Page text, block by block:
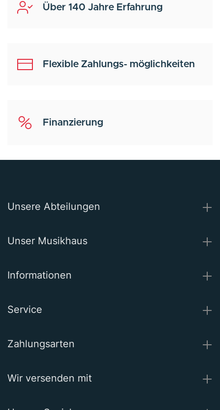
Über 140 Jahre Erfahrung
Flexible Zahlungs- möglichkeiten
Finanzierung
Unsere Abteilungen
Unser Musikhaus
Informationen
Service
Zahlungsarten
Wir versenden mit